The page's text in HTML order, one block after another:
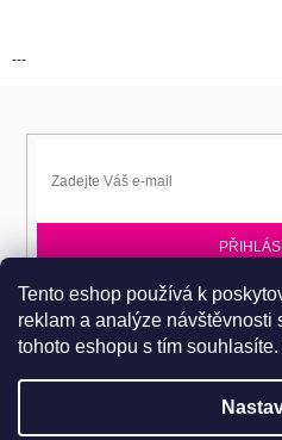
Tento eshop používá k
reklam a analýze
tohoto eshopu s tím souhlasíte.
---
Přihlaste se k EPITA-DD a získávejte